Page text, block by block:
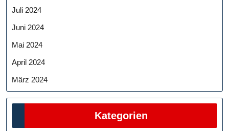
Juli 2024
Juni 2024
Mai 2024
April 2024
März 2024
Kategorien